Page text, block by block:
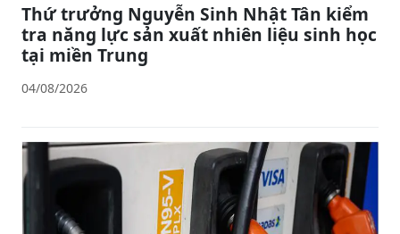
Thứ trưởng Nguyễn Sinh Nhật Tân kiểm
tra năng lực sản xuất nhiên liệu sinh học
tại miền Trung
04/08/2026